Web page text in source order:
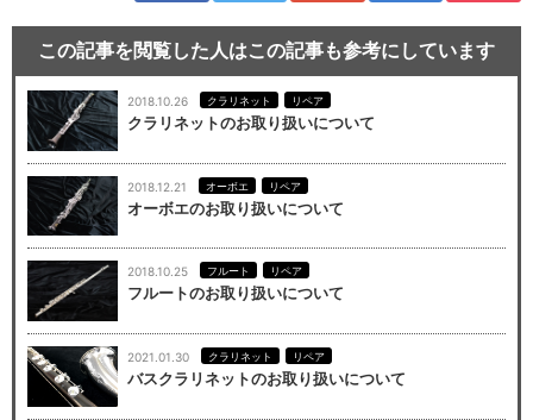
この記事を閲覧した人はこの記事も参考にしています
2018.10.26 クラリネット リペア
クラリネットのお取り扱いについて
2018.12.21 オーボエ リペア
オーボエのお取り扱いについて
2018.10.25 フルート リペア
フルートのお取り扱いについて
2021.01.30 クラリネット リペア
バスクラリネットのお取り扱いについて